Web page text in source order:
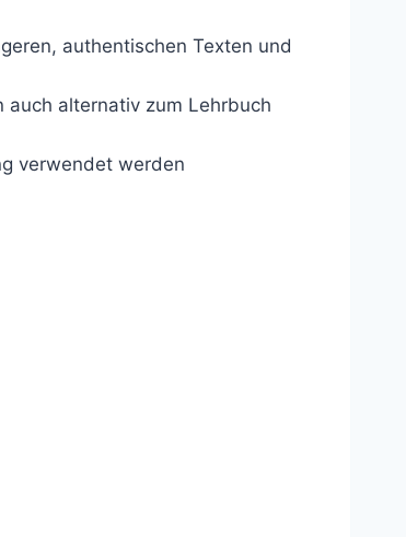
authentischen Texten und
auch alternativ zum Lehrbuch
verwendet werden